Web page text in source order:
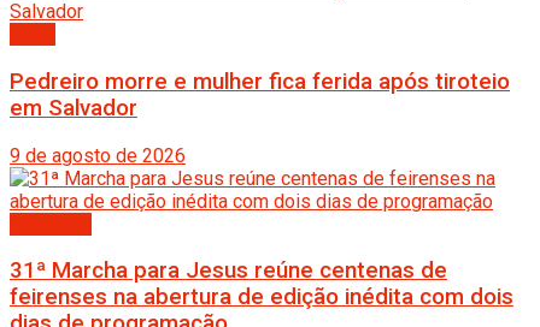
Pedreiro morre e mulher fica ferida após tiroteio
em Salvador
9 de agosto de 2026
31ª Marcha para Jesus reúne centenas de
feirenses na abertura de edição inédita com dois